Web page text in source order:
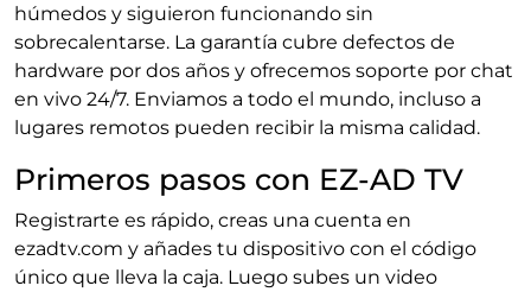
húmedos y siguieron funcionando sin
sobrecalentarse. La garantía cubre defectos de
hardware por dos años y ofrecemos soporte por chat
en vivo 24/7. Enviamos a todo el mundo, incluso a
lugares remotos pueden recibir la misma calidad.
Primeros pasos con EZ-AD TV
Registrarte es rápido, creas una cuenta en
ezadtv.com y añades tu dispositivo con el código
único que lleva la caja. Luego subes un video